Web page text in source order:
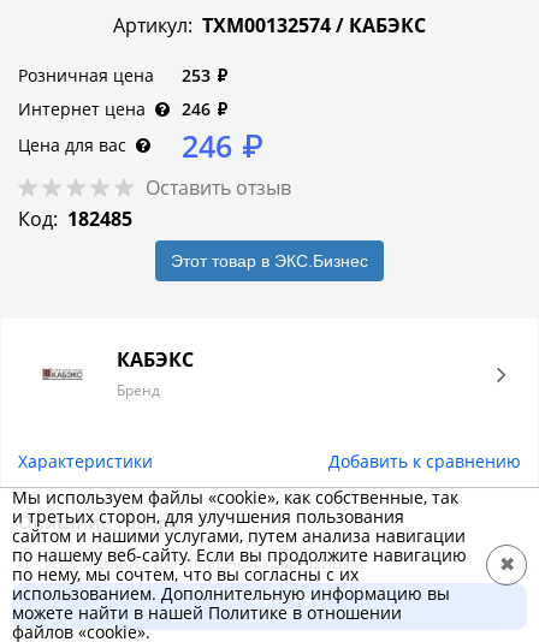
Артикул: ТХМ00132574 / КАБЭКС
Розничная цена 253 ₽
Интернет цена
246 ₽
Цена для вас
246 ₽
Оставить отзыв
Код: 182485
Этот товар в ЭКС.Бизнес
КАБЭКС
Бренд
Характеристики Добавить к сравнению
Описание товара
П - изоляция из полимерной композиции
П - оболочка из полимерной композиции
Г - без защитного покрова
В корзину
246 ₽
Мы используем файлы «cookie», как собственные, так
и третьих сторон, для улучшения пользования
сайтом и нашими услугами, путем анализа навигации
по нашему веб-сайту. Если вы продолжите навигацию
по нему, мы сочтем, что вы согласны с их
использованием. Дополнительную информацию вы
можете найти в нашей Политике в отношении
файлов «cookie».
✖